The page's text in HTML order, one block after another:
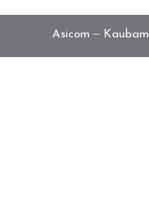
Asicom